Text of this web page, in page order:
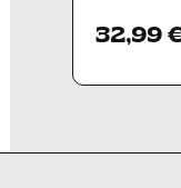
32,99